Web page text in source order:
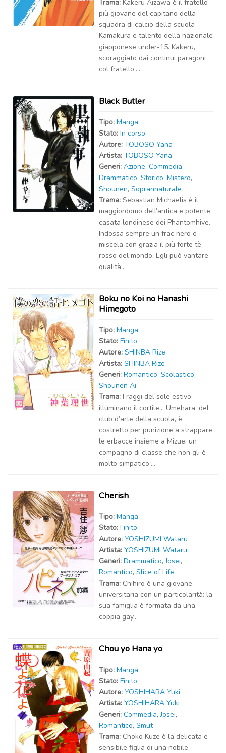
Trama: Kakeru Aizawa è il fratello
più giovane del capitano della
squadra di calcio della scuola
Kamakura e talento della nazionale
giapponese under-15. Kakeru,
scoraggiato dai continui paragoni
col fratello,...
Black Butler
Tipo: Manga
Stato: In corso
Autore: TOBOSO Yana
Artista: TOBOSO Yana
Generi: Azione, Commedia,
Drammatico, Storico, Mistero,
Shounen, Soprannaturale
Trama: Sebastian Michaelis è il
maggiordomo dell’antica e potente
casata londinese dei Phantomhive.
Indossa sempre un frac nero e
miscela con grazia il più forte tè
rosso del mondo. Egli può vantare
qualità...
Boku no Koi no Hanashi
Himegoto
Tipo: Manga
Stato: Finito
Autore: SHINBA Rize
Artista: SHINBA Rize
Generi: Romantico, Scolastico,
Shounen Ai
Trama: I raggi del sole estivo
illuminano il cortile… Umehara, del
club d’arte della scuola, è
costretto per punizione a strappare
le erbacce insieme a Mizue, un
compagno di classe che non gli è
molto simpatico....
Cherish
Tipo: Manga
Stato: Finito
Autore: YOSHIZUMI Wataru
Artista: YOSHIZUMI Wataru
Generi: Drammatico,Josei,
Romantico, Slice of Life
Trama: Chihiro è una giovane
universitaria con un particolarità: la
sua famiglia è formata da una
coppia gay…
Chou yo Hana yo
Tipo: Manga
Stato: Finito
Autore: YOSHIHARA Yuki
Artista: YOSHIHARA Yuki
Generi: Commedia,Josei,
Romantico, Smut
Trama: Choko Kuze è la delicata e
sensibile figlia di una nobile